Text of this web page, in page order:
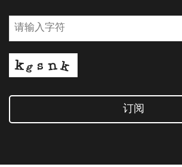
订阅